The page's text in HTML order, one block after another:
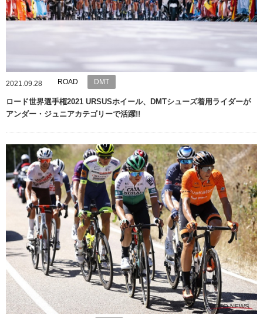
2021.09.28 ROAD DMT
ロード世界選手権2021 URSUSホイール、DMTシューズ着用ライダーが
アンダー・ジュニアカテゴリーで活躍!!